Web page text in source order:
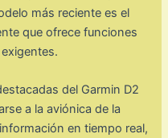
más reciente es el
que ofrece funciones
del Garmin D2
a la aviónica de la
en tiempo real,